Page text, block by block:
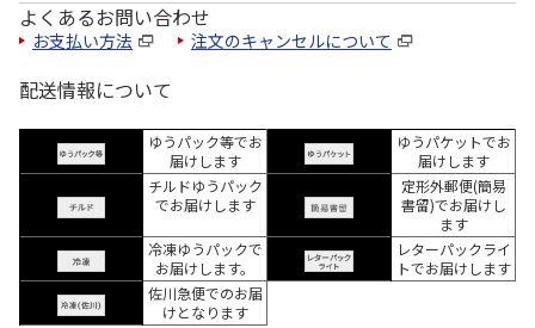
よくあるお問い合わせ
お支払い方法 注文のキャンセルについて
配送情報について
ゆうパック等でお
届けします
ゆうパケットでお
届けします
チルドゆうパック
でお届けします
定形外郵便(簡易
書留)でお届けし
ます
冷凍ゆうパックで
お届けします。
レターパックライ
トでお届けします
佐川急便でのお届
けとなります